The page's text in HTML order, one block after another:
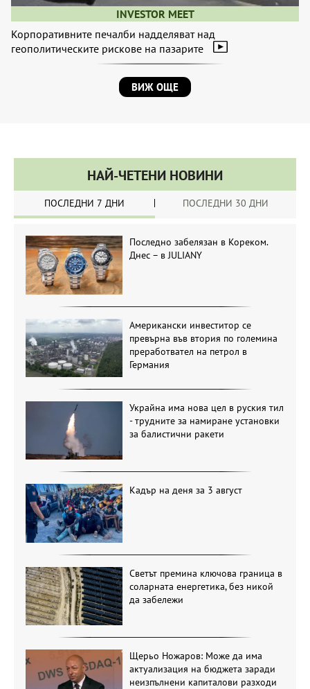
INVESTOR MEET
Корпоративните печалби надделяват над
геополитическите рискове на пазарите
ВИЖ ОЩЕ
НАЙ-ЧЕТЕНИ НОВИНИ
ПОСЛЕДНИ 7 ДНИ ПОСЛЕДНИ 30 ДНИ
Последно забелязан в Кореком.
Днес – в JULIANY
Американски инвеститор се
превърна във втория по големина
преработвател на петрол в
Германия
Украйна има нова цел в руския тил
- трудните за намиране установки
за балистични ракети
Кадър на деня за 3 август
Светът премина ключова граница в
соларната енергетика, без никой
да забележи
Щерьо Ножаров: Може да има
актуализация на бюджета заради
неизпълнени капиталови разходи